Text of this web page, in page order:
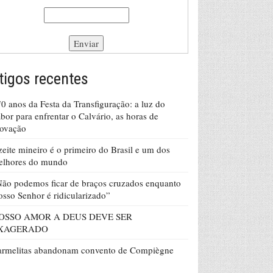
recentes
anos da Festa da Transfiguração: a luz do
para enfrentar o Calvário, as horas de
mineiro é o primeiro do Brasil e um dos
do mundo
podemos ficar de braços cruzados enquanto
Senhor é ridicularizado”
AMOR A DEUS DEVE SER
abandonam convento de Compiègne